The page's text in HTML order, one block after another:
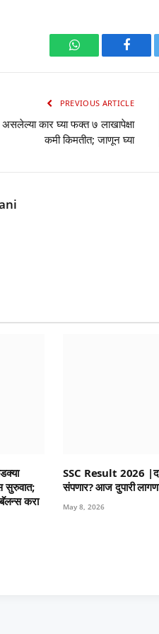
WhatsApp
PREVIOUS ARTICLE
कार घ्या फक्त ७ लाखापेक्षा
कमी किमतीत; जाणून घ्या
सुरुवात;
करा
SSC Result 2026
संपणार? आज दुपारी
May 8, 2026